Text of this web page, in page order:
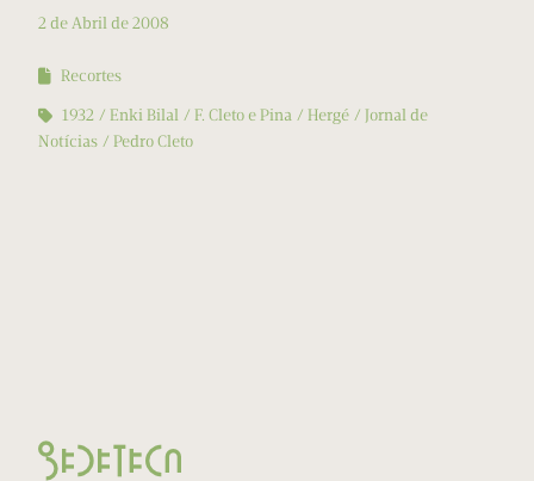
2 de Abril de 2008
Recortes
1932
Enki Bilal F. Cleto e Pina Hergé
Jornal de
Notícias
Pedro Cleto